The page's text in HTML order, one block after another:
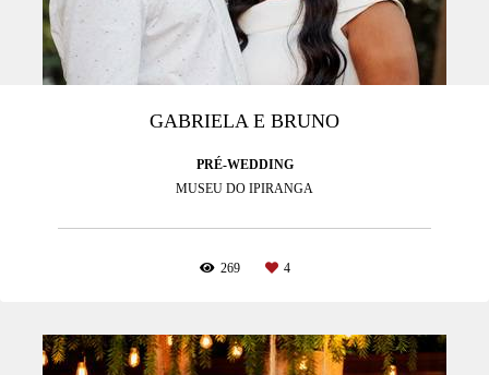
GABRIELA E BRUNO
PRÉ-WEDDING
MUSEU DO IPIRANGA
269 4